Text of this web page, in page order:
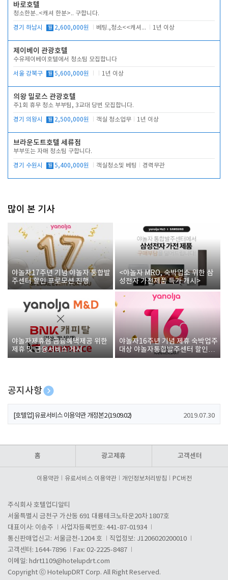
바로호텔
청소한분..<캐셔 한분>.. 구합니다.
경기 하남시 월 2,600,000원 베팅.,청소<<캐셔 모셔봅니다. 1년 이상
제이베이 관광호텔
수유제이베이호텔에서 청소팀 모집합니다
서울 강북구 월 5,600,000원 1년 이상
의왕 밀로스 관광호텔
주1회 휴무 청소 부부팀, 3교대 당번 모집합니다.
경기 의왕시 월 2,500,000원 객실 청소업무 1년 이상
브라운도트호텔 세류점
부부또는 자매 청소팀 구합니다.
경기 수원시 월 5,400,000원 객실청소및 베팅 경력무관
많이 본 기사
야놀자17주년 기념 야놀자 통합발
주센터 할인 프로모션 진행
<야놀자 MRO, 숙박업소 위한 삼
성전자 가전제품 특가 개시>
야놀자제휴점 금융혜택제공 위한
제휴 및 금융서비스 게시
야놀자16주년 기념 제휴 숙박업주
대상 야놀자통합발주센터 할인쿠
폰 증정
공지사항
[호텔업] 개인정보 처리방침 개정본1 (19.09.02)
[호텔업] 유료서비스 이용약관 개정본2 (19.09.02) 2019.07.30
홈 광고제휴 고객센터
이용약관 유료서비스 이용약관 개인정보처리방침 PC버전
주식회사 호텔업디알티
서울특별시 금천구 가산동 691 대륭테크노타운20차 1807호
대표이사: 이송주
사업자등록번호: 441-87-01934
통신판매업신고: 서울금천-1204 호
직업정보: J1206020200010
고객센터: 1644-7896
Fax: 02-2225-8487
이메일: hdrt1109@hotelupdrt.com
Copyright ⓒ HotelupDRT Corp. All Right Reserved.